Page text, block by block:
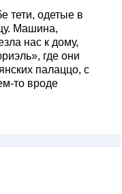
тети, одетые в
Машина,
нас к дому,
где они
палаццо, с
то вроде